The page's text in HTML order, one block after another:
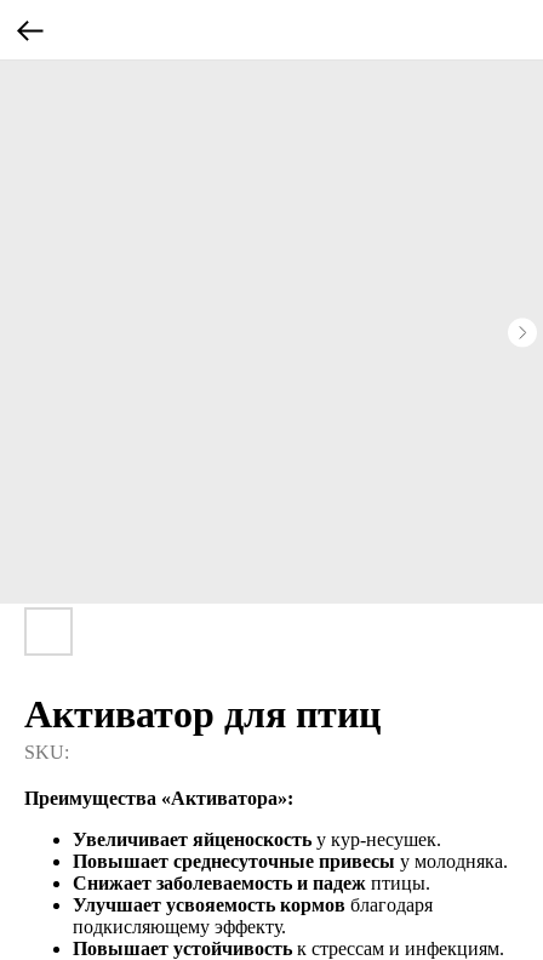
Активатор для птиц
SKU:
Преимущества «Активатора»:
Увеличивает яйценоскость у кур-несушек.
Повышает среднесуточные привесы у молодняка.
Снижает заболеваемость и падеж птицы.
Улучшает усвояемость кормов благодаря
подкисляющему эффекту.
Повышает устойчивость к стрессам и инфекциям.